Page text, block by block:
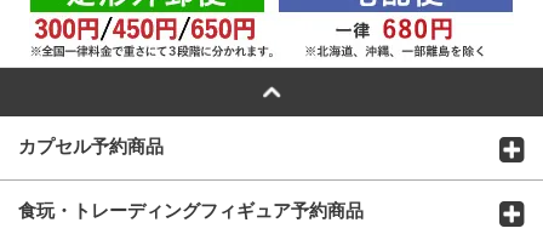
カプセル予約商品
食玩・トレーディングフィギュア予約商品